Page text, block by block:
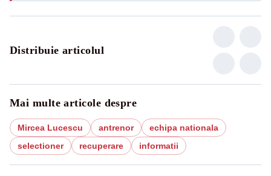
Distribuie articolul
Mai multe articole despre
Mircea Lucescu antrenor
echipa nationala
selectioner
recuperare informatii